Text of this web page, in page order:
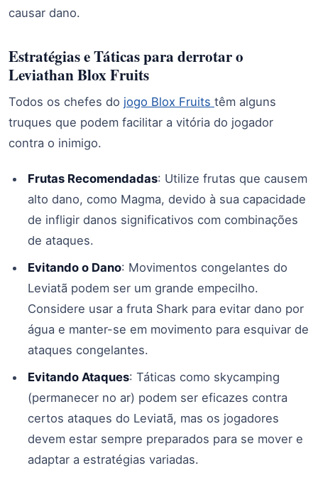
causar dano.
Estratégias e Táticas para derrotar o
Leviathan Blox Fruits
Todos os chefes do jogo Blox Fruits têm alguns
truques que podem facilitar a vitória do jogador
contra o inimigo.
Frutas Recomendadas: Utilize frutas que causem
alto dano, como Magma, devido à sua capacidade
de infligir danos significativos com combinações
de ataques.
Evitando o Dano: Movimentos congelantes do
Leviatã podem ser um grande empecilho.
Considere usar a fruta Shark para evitar dano por
água e manter-se em movimento para esquivar de
ataques congelantes.
Evitando Ataques: Táticas como skycamping
(permanecer no ar) podem ser eficazes contra
certos ataques do Leviatã, mas os jogadores
devem estar sempre preparados para se mover e
adaptar a estratégias variadas.